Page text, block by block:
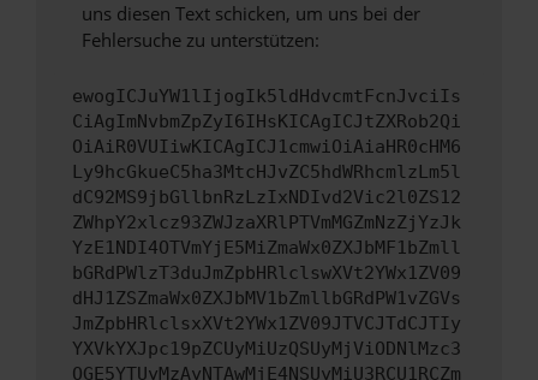
uns diesen Text schicken, um uns bei der
Fehlersuche zu unterstützen:
ewogICJuYW1lIjogIk5ldHdvcmtFcnJvciIs
CiAgImNvbmZpZyI6IHsKICAgICJtZXRob2Qi
OiAiR0VUIiwKICAgICJ1cmwiOiAiaHR0cHM6
Ly9hcGkueC5ha3MtcHJvZC5hdWRhcmlzLm5l
dC92MS9jbGllbnRzLzIxNDIvd2Vic2l0ZS12
ZWhpY2xlcz93ZWJzaXRlPTVmMGZmNzZjYzJk
YzE1NDI4OTVmYjE5MiZmaWx0ZXJbMF1bZmll
bGRdPWlzT3duJmZpbHRlclswXVt2YWx1ZV09
dHJ1ZSZmaWx0ZXJbMV1bZmllbGRdPW1vZGVs
JmZpbHRlclsxXVt2YWx1ZV09JTVCJTdCJTIy
YXVkYXJpc19pZCUyMiUzQSUyMjViODNlMzc3
OGE5YTUyMzAyNTAwMjE4NSUyMiU3RCU1RCZm